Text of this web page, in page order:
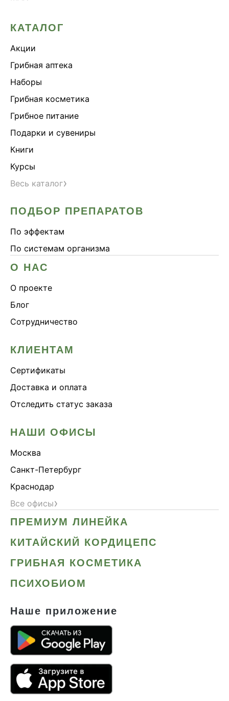
КАТАЛОГ
Акции
Грибная аптека
Наборы
Грибная косметика
Грибное питание
Подарки и сувениры
Книги
Курсы
Весь каталог›
ПОДБОР ПРЕПАРАТОВ
По эффектам
По системам организма
О НАС
О проекте
Блог
Сотрудничество
КЛИЕНТАМ
Сертификаты
Доставка и оплата
Отследить статус заказа
НАШИ ОФИСЫ
Москва
Санкт-Петербург
Краснодар
Все офисы›
ПРЕМИУМ ЛИНЕЙКА
КИТАЙСКИЙ КОРДИЦЕПС
ГРИБНАЯ КОСМЕТИКА
ПСИХОБИОМ
Наше приложение